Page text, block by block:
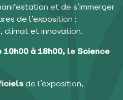
et de s’immerger
de l’exposition :
climat et innovation.
à 18h00, le Science
de l’exposition,